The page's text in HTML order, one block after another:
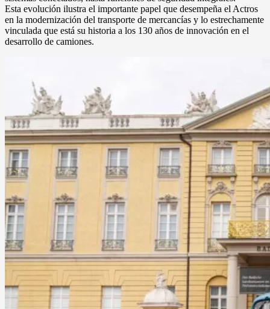
Esta evolución ilustra el importante papel que desempeña el Actros
en la modernización del transporte de mercancías y lo estrechamente
vinculada que está su historia a los 130 años de innovación en el
desarrollo de camiones.